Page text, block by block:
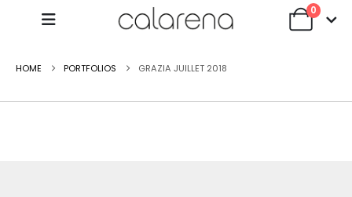
0
HOME PORTFOLIOS GRAZIA JUILLET 2018